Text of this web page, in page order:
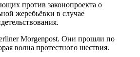
против законопроекта о
жеребьёвки в случае
Morgenpost. Они прошли по
волна протестного шествия.